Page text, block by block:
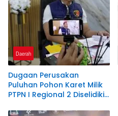
Daerah
Dugaan Perusakan
Puluhan Pohon Karet Milik
PTPN I Regional 2 Diselidiki